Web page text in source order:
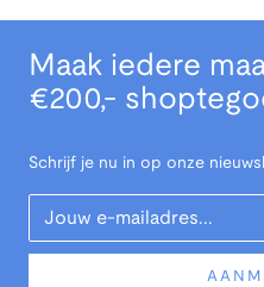
Maak iedere
€200,-
Schrijf je nu in op onze
Your Email